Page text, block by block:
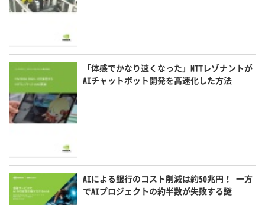
「体感でかなり速くなった」NTTレゾナントが
AIチャットボット開発を高速化した方法
AIによる銀行のコスト削減は約50兆円！ 一方
でAIプロジェクトの約半数が失敗する謎